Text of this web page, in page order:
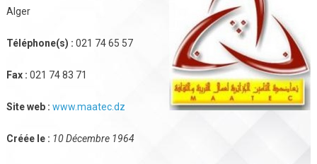
Alger
Téléphone(s) : 021 74 65 57
Fax : 021 74 83 71
Site web : www.maatec.dz
Créée le : 10 Décembre 1964